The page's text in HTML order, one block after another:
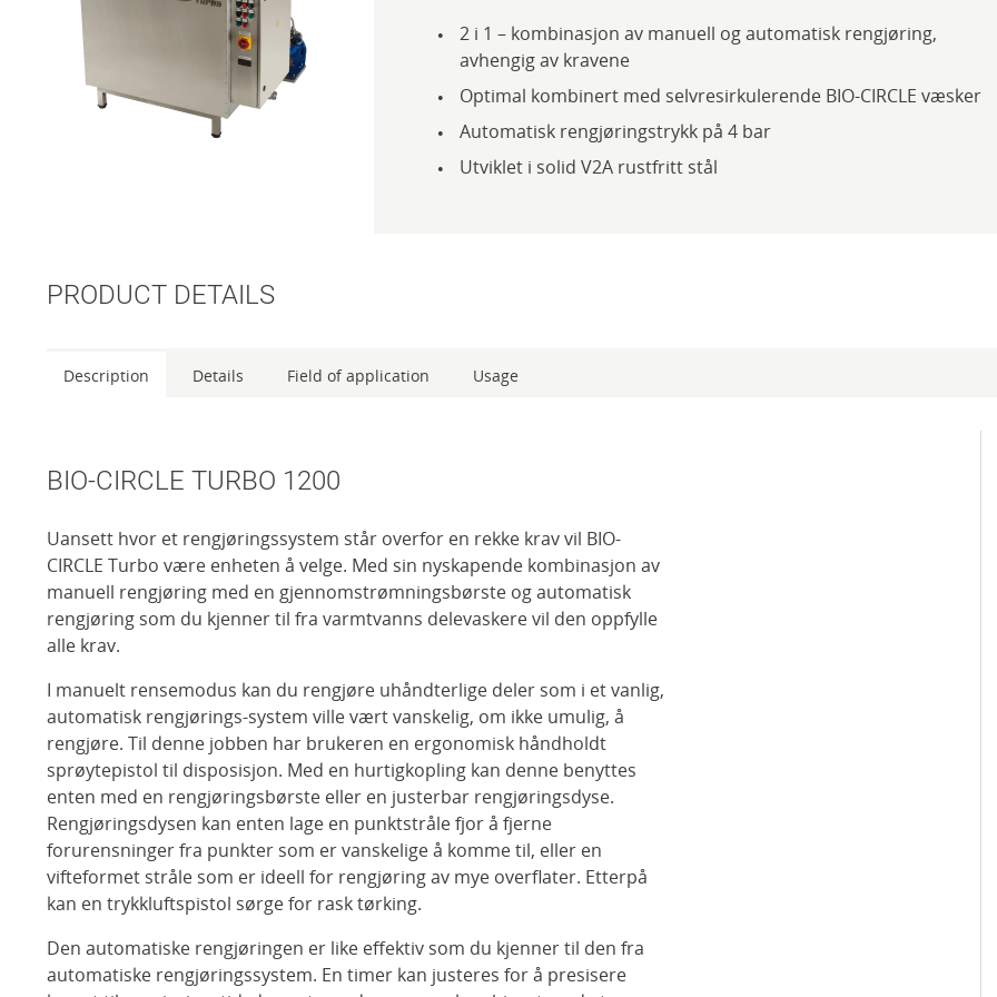
2 i 1 – kombinasjon av manuell og automatisk rengjøring,
avhengig av kravene
Optimal kombinert med selvresirkulerende BIO-CIRCLE væsker
Automatisk rengjøringstrykk på 4 bar
Utviklet i solid V2A rustfritt stål
PRODUCT DETAILS
Description Details Field of application Usage
BIO-CIRCLE TURBO 1200
Uansett hvor et rengjøringssystem står overfor en rekke krav vil BIO-
CIRCLE Turbo være enheten å velge. Med sin nyskapende kombinasjon av
manuell rengjøring med en gjennomstrømningsbørste og automatisk
rengjøring som du kjenner til fra varmtvanns delevaskere vil den oppfylle
alle krav.
I manuelt rensemodus kan du rengjøre uhåndterlige deler som i et vanlig,
automatisk rengjørings-system ville vært vanskelig, om ikke umulig, å
rengjøre. Til denne jobben har brukeren en ergonomisk håndholdt
sprøytepistol til disposisjon. Med en hurtigkopling kan denne benyttes
enten med en rengjøringsbørste eller en justerbar rengjøringsdyse.
Rengjøringsdysen kan enten lage en punktstråle fjor å fjerne
forurensninger fra punkter som er vanskelige å komme til, eller en
vifteformet stråle som er ideell for rengjøring av mye overflater. Etterpå
kan en trykkluftspistol sørge for rask tørking.
Den automatiske rengjøringen er like effektiv som du kjenner til den fra
automatiske rengjøringssystem. En timer kan justeres for å presisere